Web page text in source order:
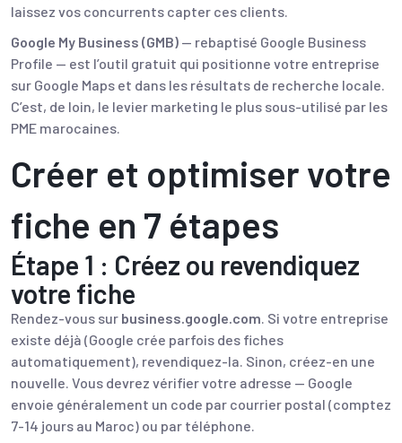
laissez vos concurrents capter ces clients.
Google My Business (GMB) — rebaptisé Google Business
Profile — est l’outil gratuit qui positionne votre entreprise
sur Google Maps et dans les résultats de recherche locale.
C’est, de loin, le levier marketing le plus sous-utilisé par les
PME marocaines.
Créer et optimiser votre
fiche en 7 étapes
Étape 1 : Créez ou revendiquez
votre fiche
Rendez-vous sur business.google.com. Si votre entreprise
existe déjà (Google crée parfois des fiches
automatiquement), revendiquez-la. Sinon, créez-en une
nouvelle. Vous devrez vérifier votre adresse — Google
envoie généralement un code par courrier postal (comptez
7-14 jours au Maroc) ou par téléphone.